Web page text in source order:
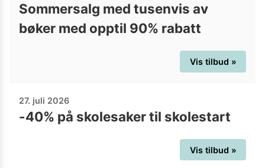
Sommersalg med tusenvis av
bøker med opptil 90% rabatt
Vis tilbud »
27. juli 2026
-40% på skolesaker til skolestart
Vis tilbud »